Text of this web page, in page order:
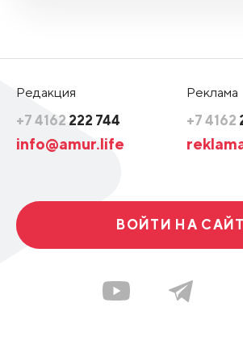
Редакция
+7 4162 222 744
info@amur.life
Реклама
+7 4162
ВОЙТИ НА САЙТ